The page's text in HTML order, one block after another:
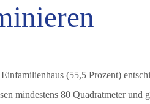
(55,5 Prozent)
mindestens 80 Quadratmeter